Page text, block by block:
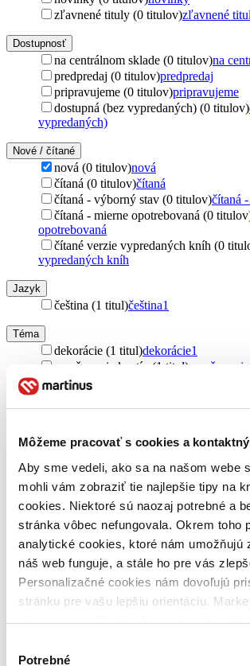
Môžeme pracovať s cookies a
Aby sme vedeli, ako sa na našom webe
mohli vám zobraziť tie najlepšie tipy na
cookies. Niektoré sú naozaj potrebné a
stránka vôbec nefungovala. Okrem toho
analytické cookies, ktoré nám umožňujú
náš web funguje, a stále ho pre vás
Personalizačné cookies nám dovoľujú
stránku pre vašu lepšiu orientáciu.
nám zas umožňujú zobrazenie
nám pomohlo, keby sme mohli používať
súhlasu
Potrebné
zľavnené tituly (0 titulov)zľavnené
Dostupnosť
na centrálnom sklade (0 titulov)na
predpredaj (0 titulov)predpredaj
pripravujeme (0 titulov)pripravujeme
dostupná (bez vypredaných) (0 titulov)
vypredaných)
Nové / čítané
nová (0 titulov)nová
čítaná (0 titulov)čítaná
čítaná - výborný stav (0 titulov)čítaná
čítaná - mierne opotrebovaná (0
opotrebovaná
čítané verzie vypredaných kníh (0
vypredaných kníh
Jazyk
čeština (1 titul)čeština1
Téma
dekorácie (1 titul)dekorácie1
aranžovanie kvetín (1 titul)
aranžovanie kvetín a floristika (1 titul)
Profi Press (1 titul)Profi Press1
Väzba
pevná väzba (1 titul)pevná väzba 1
Zoradiť
Bestsellery
Novinky